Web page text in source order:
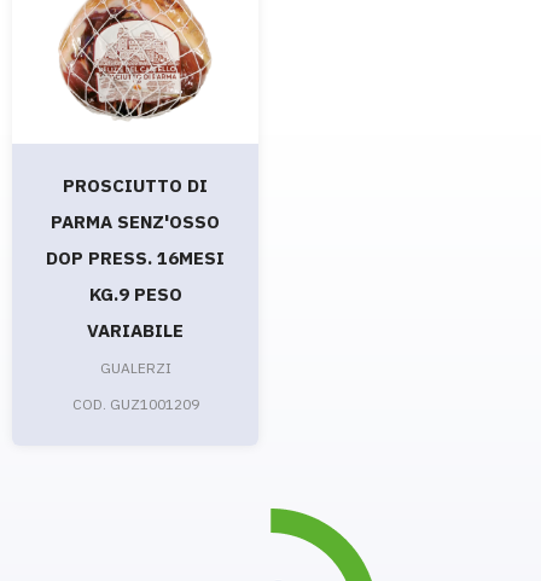
PROSCIUTTO DI
PARMA SENZ'OSSO
DOP PRESS. 16MESI
KG.9 PESO
VARIABILE
GUALERZI
COD. GUZ1001209